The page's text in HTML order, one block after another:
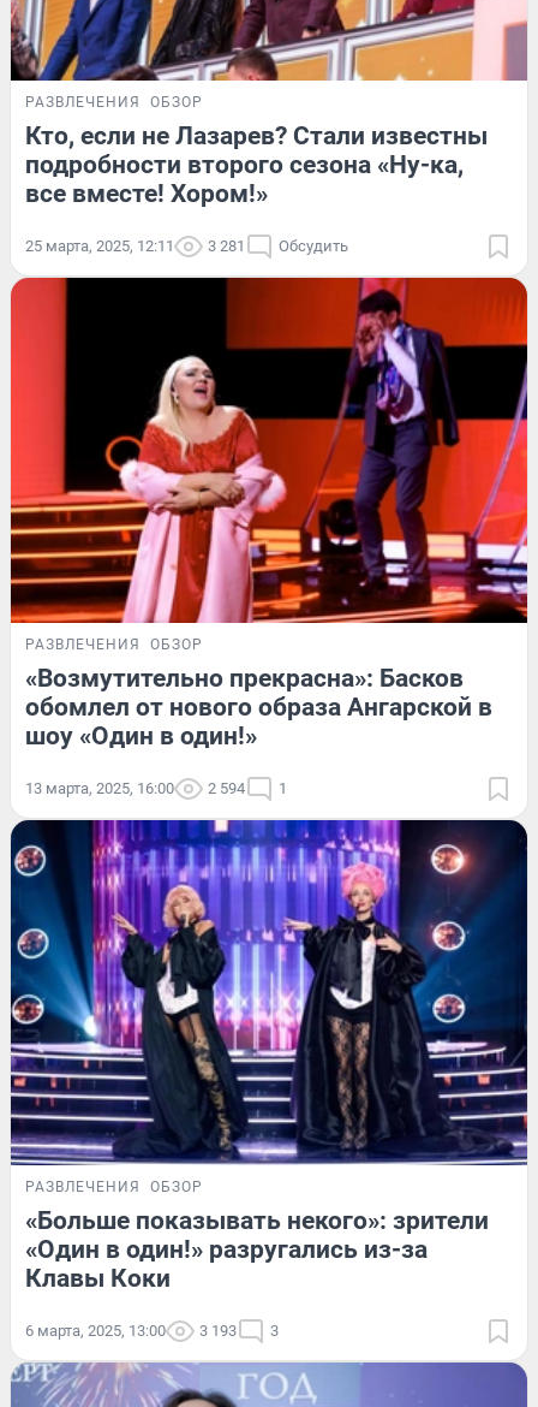
РАЗВЛЕЧЕНИЯ ОБЗОР
Кто, если не Лазарев? Стали известны
подробности второго сезона «Ну-ка,
все вместе! Хором!»
25 марта, 2025, 12:11 3 281 Обсудить
РАЗВЛЕЧЕНИЯ ОБЗОР
«Возмутительно прекрасна»: Басков
обомлел от нового образа Ангарской в
шоу «Один в один!»
13 марта, 2025, 16:00 2 594 1
РАЗВЛЕЧЕНИЯ ОБЗОР
«Больше показывать некого»: зрители
«Один в один!» разругались из-за
Клавы Коки
6 марта, 2025, 13:00 3 193 3